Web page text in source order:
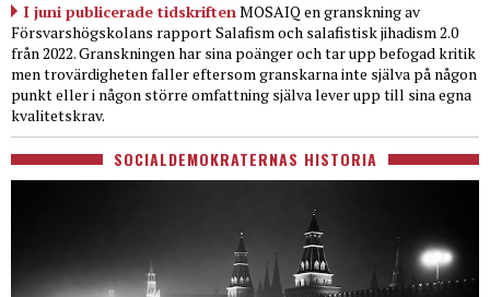
I juni publicerade tidskriftenMOSAIQ en granskning av
Försvarshögskolans rapport Salafism och salafistisk jihadism 2.0
från 2022. Granskningen har sina poänger och tar upp befogad kritik
men trovärdigheten faller eftersom granskarna inte själva på någon
punkt eller i någon större omfattning själva lever upp till sina egna
kvalitetskrav.
SOCIALDEMOKRATERNAS HISTORIA